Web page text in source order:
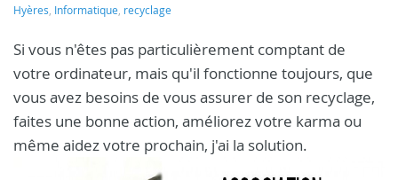
Hyères Informatique recyclage
Si vous n'êtes pas particulièrement comptant de
votre ordinateur, mais qu'il fonctionne toujours, que
vous avez besoins de vous assurer de son recyclage,
faites une bonne action, améliorez votre karma ou
même aidez votre prochain, j'ai la solution.